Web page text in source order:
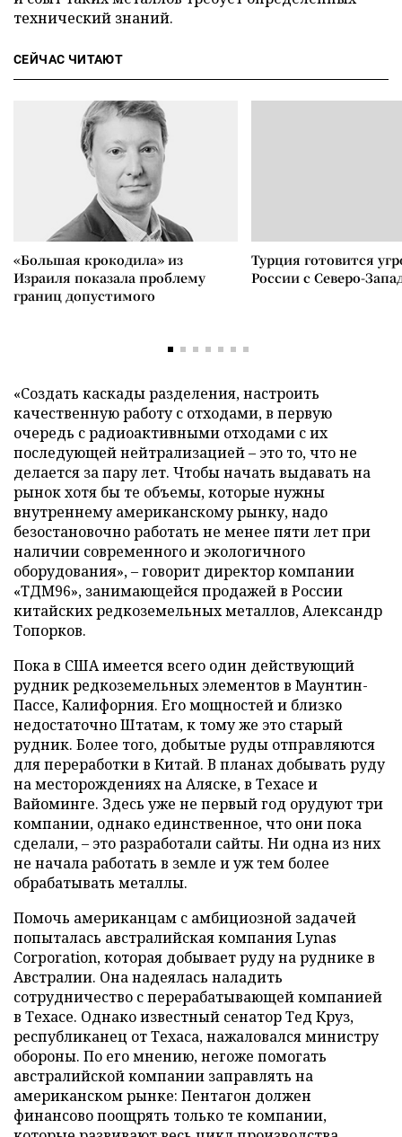
технический знаний.
СЕЙЧАС ЧИТАЮТ
«Большая крокодила» из
Израиля показала проблему
границ допустимого
Турция готовится
России с Северо-
«Создать каскады разделения, настроить
качественную работу с отходами, в первую
очередь с радиоактивными отходами с их
последующей нейтрализацией – это то, что не
делается за пару лет. Чтобы начать выдавать на
рынок хотя бы те объемы, которые нужны
внутреннему американскому рынку, надо
безостановочно работать не менее пяти лет при
наличии современного и экологичного
оборудования», – говорит директор компании
«ТДМ96», занимающейся продажей в России
китайских редкоземельных металлов, Александр
Топорков.
Пока в США имеется всего один действующий
рудник редкоземельных элементов в Маунтин-
Пассе, Калифорния. Его мощностей и близко
недостаточно Штатам, к тому же это старый
рудник. Более того, добытые руды отправляются
для переработки в Китай. В планах добывать руду
на месторождениях на Аляске, в Техасе и
Вайоминге. Здесь уже не первый год орудуют три
компании, однако единственное, что они пока
сделали, – это разработали сайты. Ни одна из них
не начала работать в земле и уж тем более
обрабатывать металлы.
Помочь американцам с амбициозной задачей
попыталась австралийская компания Lynas
Corporation, которая добывает руду на руднике в
Австралии. Она надеялась наладить
сотрудничество с перерабатывающей компанией
в Техасе. Однако известный сенатор Тед Круз,
республиканец от Техаса, нажаловался министру
обороны. По его мнению, негоже помогать
австралийской компании заправлять на
американском рынке: Пентагон должен
финансово поощрять только те компании,